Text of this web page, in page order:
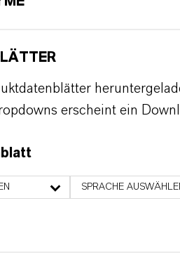
erscheint ein
SPRACHE